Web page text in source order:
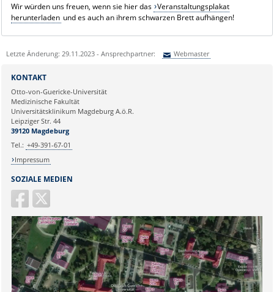
Wir würden uns freuen, wenn sie hier das Veranstaltungsplakat
herunterladen und es auch an ihrem schwarzen Brett aufhängen!
Letzte Änderung: 29.11.2023 - Ansprechpartner: Webmaster
Ihre E-Mailadresse:
Ihr Anliegen:
SOZIALE MEDIEN
KONTAKT
Otto-von-Guericke-Universität
Medizinische Fakultät
Universitätsklinikum Magdeburg A.ö.R.
Leipziger Str. 44
39120 Magdeburg
Tel.: +49-391-67-01
Impressum